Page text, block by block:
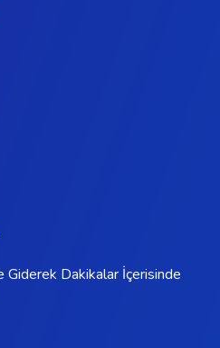
Dakikalar İçerisinde